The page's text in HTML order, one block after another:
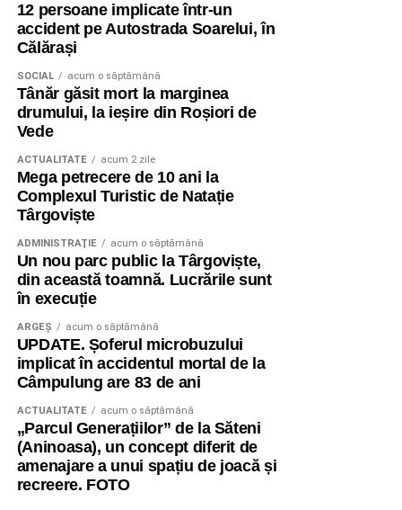
12 persoane implicate într-un
accident pe Autostrada Soarelui, în
Călărași
SOCIAL acum o săptămână
Tânăr găsit mort la marginea
drumului, la ieșire din Roșiori de
Vede
ACTUALITATE acum 2 zile
Mega petrecere de 10 ani la
Complexul Turistic de Natație
Târgoviște
ADMINISTRAŢIE acum o săptămână
Un nou parc public la Târgoviște,
din această toamnă. Lucrările sunt
în execuție
ARGEȘ acum o săptămână
UPDATE. Șoferul microbuzului
implicat în accidentul mortal de la
Câmpulung are 83 de ani
ACTUALITATE acum o săptămână
„Parcul Generațiilor” de la Săteni
(Aninoasa), un concept diferit de
amenajare a unui spațiu de joacă și
recreere. FOTO